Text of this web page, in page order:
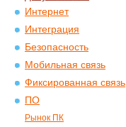
Интернет
Интеграция
Безопасность
Мобильная связь
Фиксированная связь
ПО
Рынок ПК